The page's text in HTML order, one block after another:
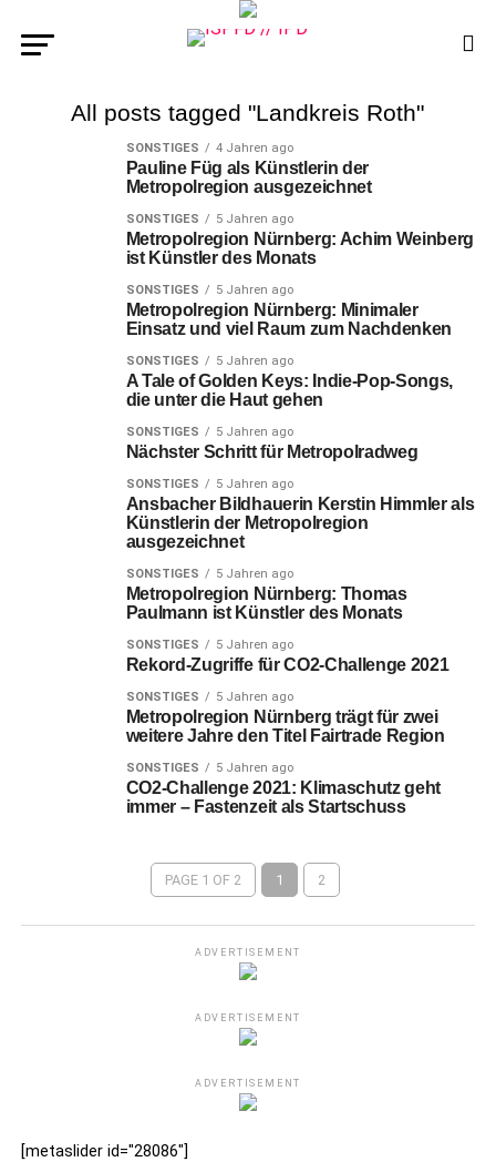
All posts tagged "Landkreis Roth"
SONSTIGES 4 Jahren ago
Pauline Füg als Künstlerin der
Metropolregion ausgezeichnet
SONSTIGES 5 Jahren ago
Metropolregion Nürnberg: Achim Weinberg
ist Künstler des Monats
SONSTIGES 5 Jahren ago
Metropolregion Nürnberg: Minimaler
Einsatz und viel Raum zum Nachdenken
SONSTIGES 5 Jahren ago
A Tale of Golden Keys: Indie-Pop-Songs,
die unter die Haut gehen
SONSTIGES 5 Jahren ago
Nächster Schritt für Metropolradweg
SONSTIGES 5 Jahren ago
Ansbacher Bildhauerin Kerstin Himmler als
Künstlerin der Metropolregion
ausgezeichnet
SONSTIGES 5 Jahren ago
Metropolregion Nürnberg: Thomas
Paulmann ist Künstler des Monats
SONSTIGES 5 Jahren ago
Rekord-Zugriffe für CO2-Challenge 2021
SONSTIGES 5 Jahren ago
Metropolregion Nürnberg trägt für zwei
weitere Jahre den Titel Fairtrade Region
SONSTIGES 5 Jahren ago
CO2-Challenge 2021: Klimaschutz geht
immer – Fastenzeit als Startschuss
PAGE 1 OF 2 1 2
ADVERTISEMENT
ADVERTISEMENT
ADVERTISEMENT
[metaslider id="28086"]